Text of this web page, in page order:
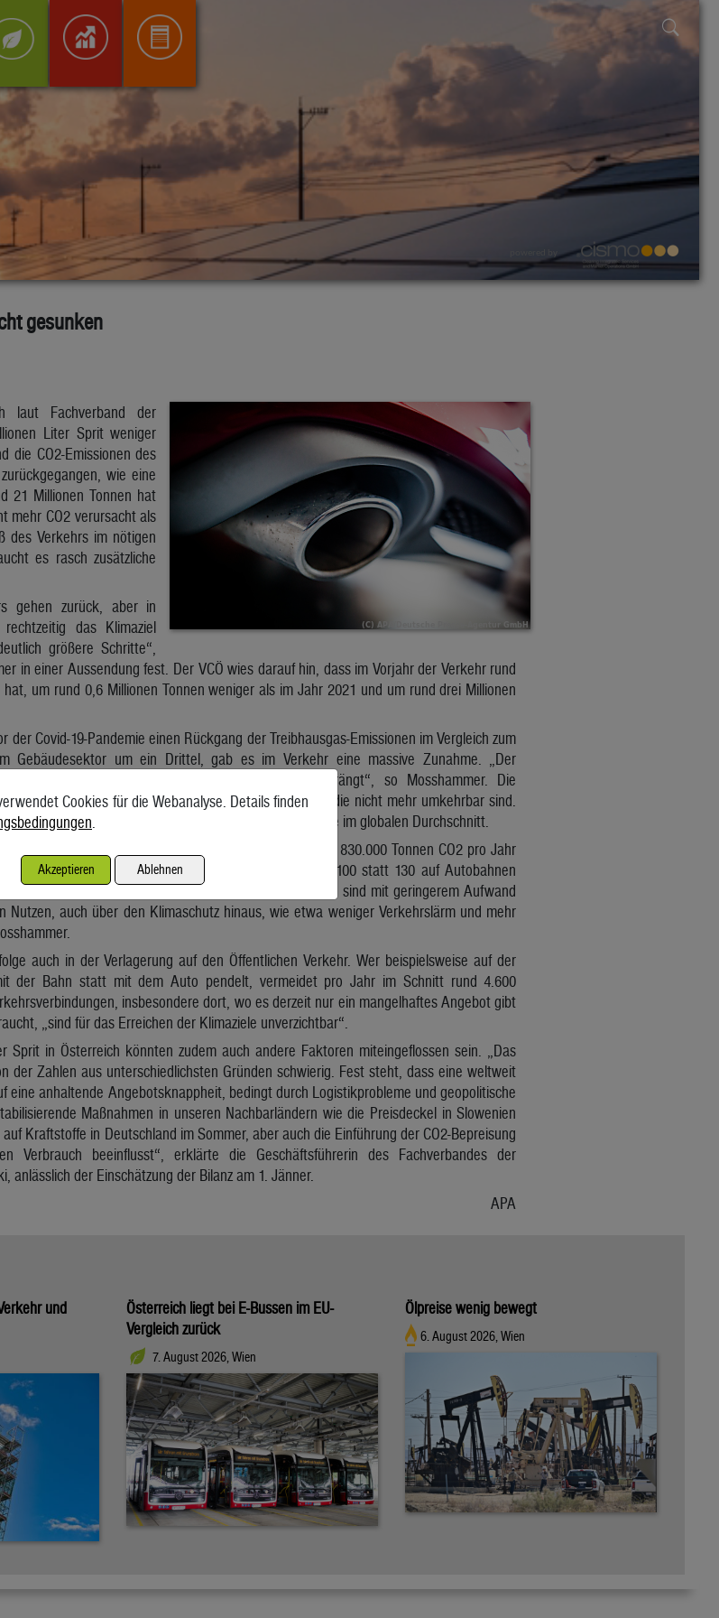
gesunken
laut Fachverband der
Liter Sprit weniger
die CO2-Emissionen des
wie eine
21 Millionen Tonnen hat
mehr CO2 verursacht als
des Verkehrs im nötigen
es rasch zusätzliche
gehen zurück, aber in
das Klimaziel
größere Schritte“,
in einer Aussendung fest. Der VCÖ wies darauf hin, dass im Vorjahr der Verkehr rund
um rund 0,6 Millionen Tonnen weniger als im Jahr 2021 und um rund drei Millionen
Covid-19-Pandemie einen Rückgang der Treibhausgas-Emissionen im Vergleich zum
Gebäudesektor um ein Drittel, gab es im Verkehr eine massive Zunahme. „Der
im Verkehrssektor besonders groß und die Zeit drängt“, so Mosshammer. Die
reduziert werden, sonst kommt es zu Kipppunkten, die nicht mehr umkehrbar sind.
Tonnen pro Jahr fast doppelt so viele Treibhausgase wie im globalen Durchschnitt.
im Verkehrsbereich ist endlich zu nutzen. Allein 830.000 Tonnen CO2 pro Jahr
Tempo 80 statt 100 auf Freilandstraßen und Tempo 100 statt 130 auf Autobahnen
sind die ‚Low Hanging Fruits‘ im Klimaschutz. Sie sind mit geringerem Aufwand
Nutzen, auch über den Klimaschutz hinaus, wie etwa weniger Verkehrslärm und mehr
auch in der Verlagerung auf den Öffentlichen Verkehr. Wer beispielsweise auf der
der Bahn statt mit dem Auto pendelt, vermeidet pro Jahr im Schnitt rund 4.600
insbesondere dort, wo es derzeit nur ein mangelhaftes Angebot gibt
„sind für das Erreichen der Klimaziele unverzichtbar“.
Sprit in Österreich könnten zudem auch andere Faktoren miteingeflossen sein. „Das
der Zahlen aus unterschiedlichsten Gründen schwierig. Fest steht, dass eine weltweit
eine anhaltende Angebotsknappheit, bedingt durch Logistikprobleme und geopolitische
Maßnahmen in unseren Nachbarländern wie die Preisdeckel in Slowenien
Kraftstoffe in Deutschland im Sommer, aber auch die Einführung der CO2-Bepreisung
Verbrauch beeinflusst“, erklärte die Geschäftsführerin des Fachverbandes der
anlässlich der Einschätzung der Bilanz am 1. Jänner.
APA
und
Österreich liegt bei E-Bussen im EU-
Vergleich zurück
7. August 2026, Wien
Ölpreise wenig bewegt
6. August 2026, Wien
Cookies für die Webanalyse. Details finden
.
Akzeptieren Ablehnen